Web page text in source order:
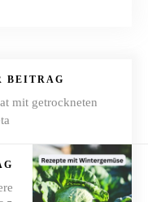
BEITRAG
mit getrockneten